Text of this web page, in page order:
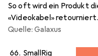
So oft wird ein Produkt
«Videokabel» retourniert.
Quelle: Galaxus
66. SmallRig